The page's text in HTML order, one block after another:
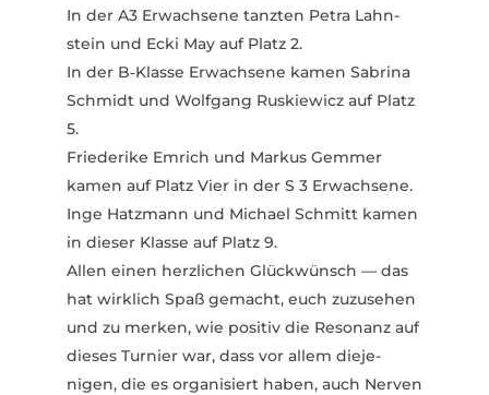
In der A3 Erwachsene tanzten Petra Lahn­
stein und Ecki May auf Platz 2.
In der B‑Klasse Erwachsene kamen Sabrina
Schmidt und Wolfgang Ruskiewicz auf Platz
5.
Frie­derike Emrich und Markus Gemmer
kamen auf Platz Vier in der S 3 Erwachsene.
Inge Hatzmann und Michael Schmitt kamen
in dieser Klasse auf Platz 9.
Allen einen herz­lichen Glück­wünsch — das
hat wirklich Spaß gemacht, euch zuzu­sehen
und zu merken, wie positiv die Resonanz auf
dieses Turnier war, dass vor allem dieje­
nigen, die es orga­ni­siert haben, auch Nerven